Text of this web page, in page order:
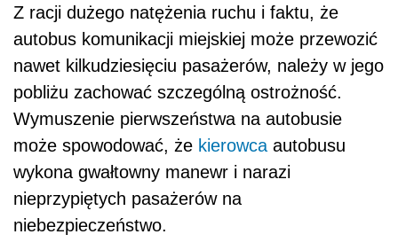
Z racji dużego natężenia ruchu i faktu, że
autobus komunikacji miejskiej może przewozić
nawet kilkudziesięciu pasażerów, należy w jego
pobliżu zachować szczególną ostrożność.
Wymuszenie pierwszeństwa na autobusie
może spowodować, że kierowcaautobusu
wykona gwałtowny manewr i narazi
nieprzypiętych pasażerów na
niebezpieczeństwo.